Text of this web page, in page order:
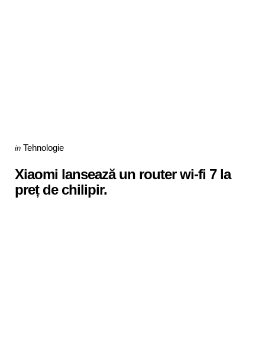
Categories
Posted
in Tehnologie
Xiaomi lansează un router wi-fi 7 la
preț de chilipir.